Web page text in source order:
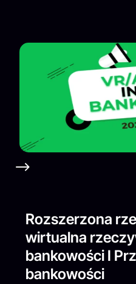
Rozszerzona
wirtualna
bankowości I
bankowości